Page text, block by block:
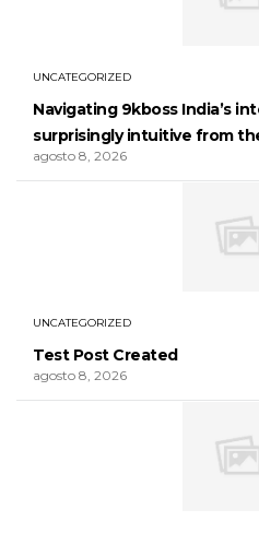
UNCATEGORIZED
Navigating 9kboss India’s
surprisingly intuitive from
agosto 8, 2026
UNCATEGORIZED
Test Post Created
agosto 8, 2026